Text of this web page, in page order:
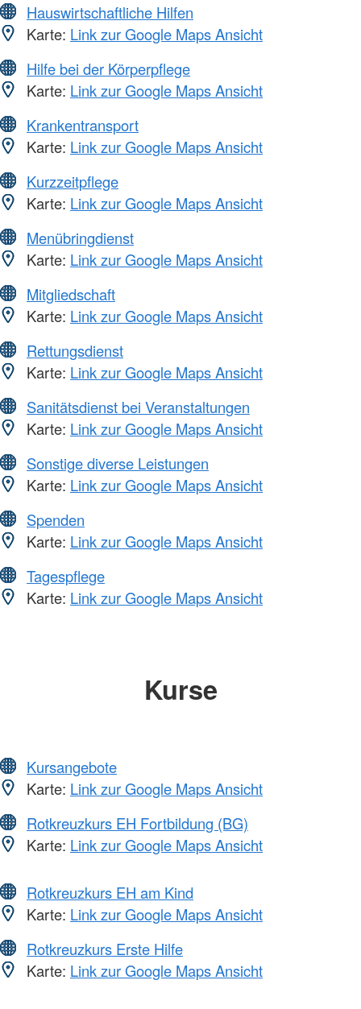
Hauswirtschaftliche Hilfen
Karte: Link zur Google Maps Ansicht
Hilfe bei der Körperpflege
Karte: Link zur Google Maps Ansicht
Krankentransport
Karte: Link zur Google Maps Ansicht
Kurzzeitpflege
Karte: Link zur Google Maps Ansicht
Menübringdienst
Karte: Link zur Google Maps Ansicht
Mitgliedschaft
Karte: Link zur Google Maps Ansicht
Rettungsdienst
Karte: Link zur Google Maps Ansicht
Sanitätsdienst bei Veranstaltungen
Karte: Link zur Google Maps Ansicht
Sonstige diverse Leistungen
Karte: Link zur Google Maps Ansicht
Spenden
Karte: Link zur Google Maps Ansicht
Tagespflege
Karte: Link zur Google Maps Ansicht
Kurse
Kursangebote
Karte: Link zur Google Maps Ansicht
Rotkreuzkurs EH Fortbildung (BG)
Karte: Link zur Google Maps Ansicht
Rotkreuzkurs EH am Kind
Karte: Link zur Google Maps Ansicht
Rotkreuzkurs Erste Hilfe
Karte: Link zur Google Maps Ansicht